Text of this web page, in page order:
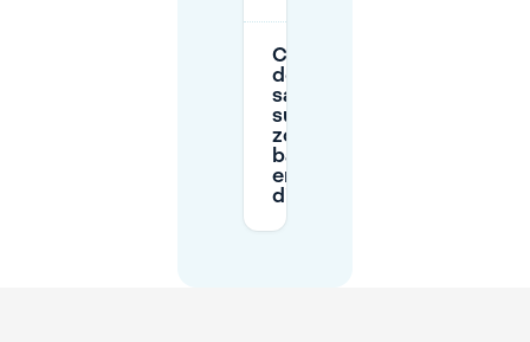
Cosa
devo
sapere
sulla
zona a
basse
emissioni
di Gent?